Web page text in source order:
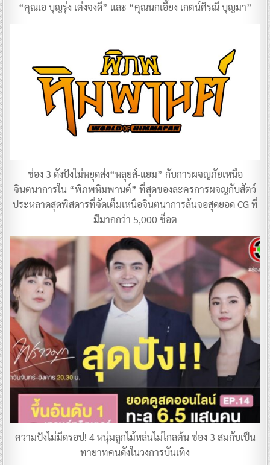
“คุณเอ บุญรุ่ง เต๋งจงดี” และ “คุณนกเอี้ยง เกตน์ศิรณี บุญมา”
ช่อง 3 ดังปังไม่หยุดส่ง“หลุยส์-แยม” กับการผจญภัยเหนือ
จินตนาการใน “พิภพหิมพานต์” ​ที่สุดของละครการผจญกับสัตว์
ประหลาดสุดพิสดารที่จัดเต็มเหนือจินตนาการล้นจอสุดยอด CG ที่
มีมากกว่า 5,000 ช็อต
ความปังไม่มีดรอป! 4 หนุ่มลูกไม้หล่นไม่ไกลต้น ช่อง 3 ​สมกับเป็น
ทายาทคนดังในวงการบันเทิง